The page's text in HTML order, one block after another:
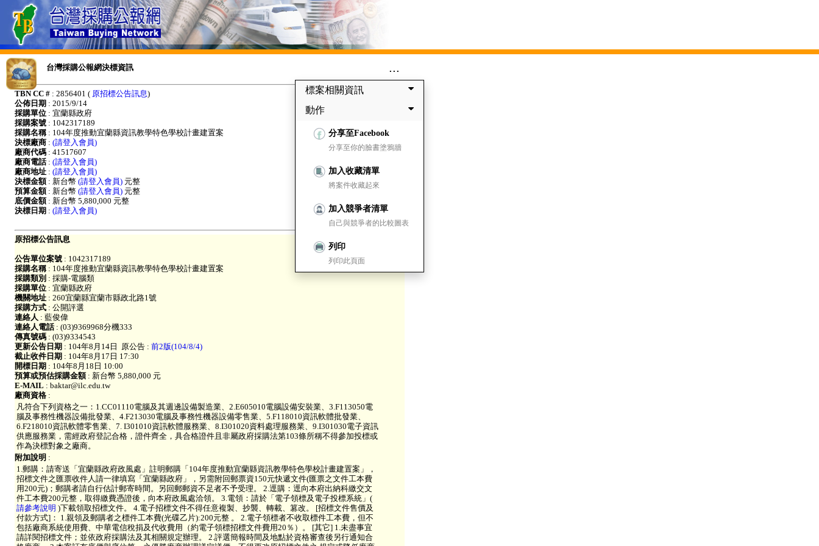
台灣採購公報網決標資訊 ...
標案相關資訊
動作
分享至Facebook
分享至你的臉書塗鴉牆
加入收藏清單
將案件收藏起來
加入競爭者清單
自己與競爭者的比較圖表
列印
列印此頁面
TBN CC # : 2856401 ( 原招標公告訊息)
公佈日期 : 2015/9/14
採購單位 : 宜蘭縣政府
採購案號 : 1042317189
採購名稱: 104年度推動宜蘭縣資訊教學特色學校計畫建置案
決標廠商 : (請登入會員)
廠商代碼 : 41517607
廠商電話: (請登入會員)
廠商地址 : (請登入會員)
決標金額: 新台幣 (請登入會員) 元整
預算金額: 新台幣 (請登入會員) 元整
底價金額: 新台幣 5,880,000 元整
決標日期 : (請登入會員)
原招標公告訊息
公告單位案號 : 1042317189
採購名稱: 104年度推動宜蘭縣資訊教學特色學校計畫建置案
採購類別 : 採購-電腦類
採購單位 : 宜蘭縣政府
機關地址 : 260宜蘭縣宜蘭市縣政北路1號
採購方式 : 公開評選
連絡人 : 藍俊偉
連絡人電話: (03)9369968分機333
傳真號碼 : (03)9334543
更新公告日期 : 104年8月14日 原公告 : 前2版(104/8/4)
截止收件日期 : 104年8月17日 17:30
開標日期 : 104年8月18日 10:00
預算或預估採購金額: 新台幣 5,880,000 元
E-MAIL : baktar@ilc.edu.tw
廠商資格 :
凡符合下列資格之一：1.CC01110電腦及其週邊設備製造業、2.E605010電腦設備安裝業、3.F113050電
腦及事務性機器設備批發業、4.F213030電腦及事務性機器設備零售業、5.F118010資訊軟體批發業、
6.F218010資訊軟體零售業、7. I301010資訊軟體服務業、8.I301020資料處理服務業、9.I301030電子資訊
供應服務業，需經政府登記合格，證件齊全，具合格證件且非屬政府採購法第103條所稱不得參加投標或
作為決標對象之廠商。
附加說明 :
1.郵購：請寄送「宜蘭縣政府政風處」註明郵購「104年度推動宜蘭縣資訊教學特色學校計畫建置案」，
招標文件之匯票收件人請一律填寫「宜蘭縣政府」，另需附回郵票資150元快遞文件(匯票之文件工本費
用200元)；郵購者請自行估計郵寄時間。另回郵郵資不足者不予受理。 2.逕購：逕向本府出納科繳交文
件工本費200元整，取得繳費憑證後，向本府政風處洽領。 3.電領：請於「電子領標及電子投標系統」(
請參考說明 )下載領取招標文件。 4.電子招標文件不得任意複製、抄襲、轉載、篡改。 [招標文件售價及
付款方式]： 1.親領及郵購者之標件工本費(光碟乙片):200元整 。 2.電子領標者不收取標件工本費，但不
包括廠商系統使用費、中華電信稅捐及代收費用（約電子領標招標文件費用20％）。 [其它] 1.未盡事宜
請詳閱招標文件；並依政府採購法及其相關規定辦理。 2.評選簡報時間及地點於資格審查後另行通知合